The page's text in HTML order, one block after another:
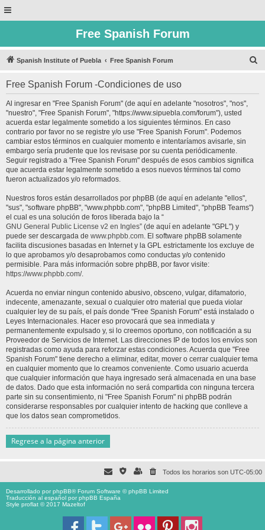
Free Spanish Forum
Spanish Institute of Puebla Free Spanish Forum
Free Spanish Forum -Condiciones de uso
Al ingresar en "Free Spanish Forum" (de aquí en adelante "nosotros", "nos",
"nuestro", "Free Spanish Forum", "https://www.sipuebla.com/forum"), usted
acuerda estar legalmente sometido a los siguientes términos. En caso
contrario por favor no se registre y/o use "Free Spanish Forum". Podemos
cambiar estos términos en cualquier momento e intentaríamos avisarle, sin
embargo sería prudente que los revisase por su cuenta periódicamente.
Seguir registrado a "Free Spanish Forum" después de esos cambios significa
que acuerda estar legalmente sometido a esos nuevos términos tal como
fueron actualizados y/o reformados.
Nuestros foros están desarrollados por phpBB (de aquí en adelante "ellos",
"sus", "software phpBB", "www.phpbb.com", "phpBB Limited", "phpBB Teams")
el cual es una solución de foros liberada bajo la “
GNU General Public License v2 en Ingles” (de aquí en adelante "GPL") y
puede ser descargada de www.phpbb.com. El software phpBB solamente
facilita discusiones basadas en Internet y la GPL estrictamente los excluye de
lo que aprobamos y/o desaprobamos como conductas y/o contenido
permisible. Para más información sobre phpBB, por favor visite:
https://www.phpbb.com/.
Acuerda no enviar ningun contenido abusivo, obsceno, vulgar, difamatorio,
indecente, amenazante, sexual o cualquier otro material que pueda violar
cualquier ley de su país, el país donde "Free Spanish Forum" está instalado o
Leyes Internacionales. Hacer eso provocará que sea inmediata y
permanentemente expulsado y, si lo creemos oportuno, con notificación a su
Proveedor de Servicios de Internet. Las direcciones IP de todos los envíos son
registradas como ayuda para reforzar estas condiciones. Acuerda que "Free
Spanish Forum" tiene derecho a eliminar, editar, mover o cerrar cualquier tema
en cualquier momento que lo creamos conveniente. Como usuario acuerda
que cualquier información que haya ingresado será almacenada en una base
de datos. Dado que esta información no será compartida con ninguna tercera
parte sin su consentimiento, ni "Free Spanish Forum" ni phpBB podrán
considerarse responsables por cualquier intento de hacking que conlleve a
que los datos sean comprometidos.
Regrese a la página anterior
Todos los horarios son UTC-05:00
Desarrollado porphpBB® Forum Software © phpBB Limited
Traducción al español porphpBB España
Style proflat © 2017 Mazeltof